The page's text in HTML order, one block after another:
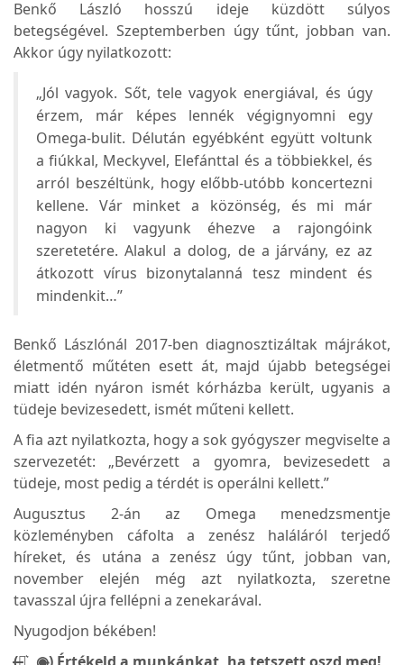
Benkő László hosszú ideje küzdött súlyos
betegségével. Szeptemberben úgy tűnt, jobban van.
Akkor úgy nyilatkozott:
„Jól vagyok. Sőt, tele vagyok energiával, és úgy
érzem, már képes lennék végignyomni egy
Omega-bulit. Délután egyébként együtt voltunk
a fiúkkal, Meckyvel, Elefánttal és a többiekkel, és
arról beszéltünk, hogy előbb-utóbb koncertezni
kellene. Vár minket a közönség, és mi már
nagyon ki vagyunk éhezve a rajongóink
szeretetére. Alakul a dolog, de a járvány, ez az
átkozott vírus bizonytalanná tesz mindent és
mindenkit…”
Benkő Lászlónál 2017-ben diagnosztizáltak májrákot,
életmentő műtéten esett át, majd újabb betegségei
miatt idén nyáron ismét kórházba került, ugyanis a
tüdeje bevizesedett, ismét műteni kellett.
A fia azt nyilatkozta, hogy a sok gyógyszer megviselte a
szervezetét: „Bevérzett a gyomra, bevizesedett a
tüdeje, most pedig a térdét is operálni kellett.”
Augusztus 2-án az Omega menedzsmentje
közleményben cáfolta a zenész haláláról terjedő
híreket, és utána a zenész úgy tűnt, jobban van,
november elején még azt nyilatkozta, szeretne
tavasszal újra fellépni a zenekarával.
Nyugodjon békében!